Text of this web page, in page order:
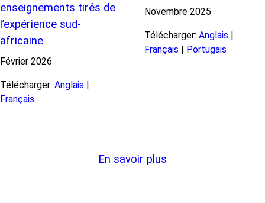
enseignements tirés de
l’expérience sud-
africaine
Février 2026
Télécharger: Anglais |
Français
Novembre 2025
Télécharger: Anglais |
Français | Portugais
En savoir plus